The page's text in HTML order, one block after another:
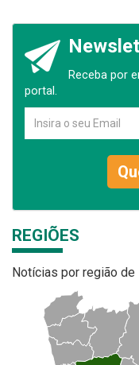
Receba por
portal.
REGIÕES
Notícias por região de